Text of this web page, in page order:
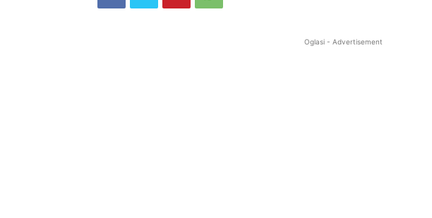
Oglasi - Advertisement